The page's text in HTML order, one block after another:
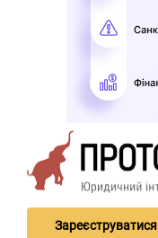
Зареєструватися